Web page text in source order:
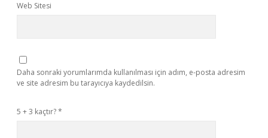
Web Sitesi
Daha sonraki yorumlarımda kullanılması için adım, e-posta adresim
ve site adresim bu tarayıcıya kaydedilsin.
5 + 3 kaçtır?*